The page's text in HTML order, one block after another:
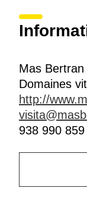
Mas Bertran
Domaines
http://
938 990 859